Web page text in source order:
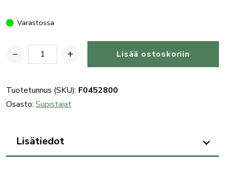
Varastossa
−
Benelli
BE.S.T.
supistaja
määrä
+ Lisää ostoskoriin
Tuotetunnus (SKU): F0452800
Osasto: Supistajat
Lisätiedot